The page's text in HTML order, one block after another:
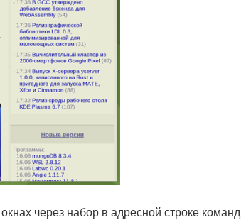
через набор в адресной строке команд